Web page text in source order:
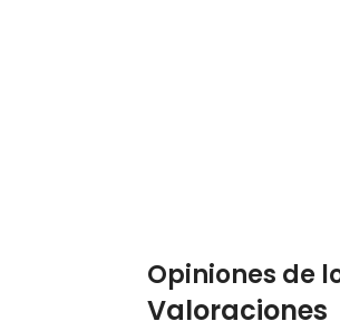
Opiniones de
Valoraciones